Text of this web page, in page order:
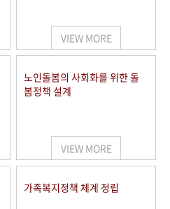
VIEW MORE
노인돌봄의 사회화를 위한 돌
봄정책 설계
VIEW MORE
가족복지정책 체계 정립